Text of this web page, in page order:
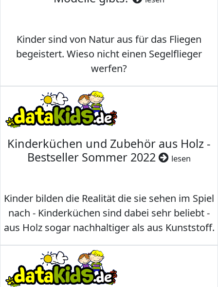
Kinder sind von Natur aus für das Fliegen
begeistert. Wieso nicht einen Segelflieger
werfen?
Kinderküchen und Zubehör aus Holz -
Bestseller Sommer 2022
lesen
Kinder bilden die Realität die sie sehen im Spiel
nach - Kinderküchen sind dabei sehr beliebt -
aus Holz sogar nachhaltiger als aus Kunststoff.